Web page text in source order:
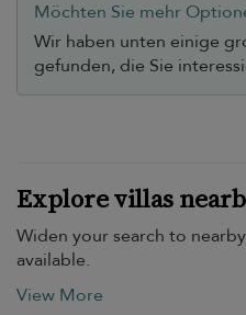
Möchten Sie mehr
Wir haben unten einige
gefunden, die Sie
Explore villas
Widen your search to
available.
View More